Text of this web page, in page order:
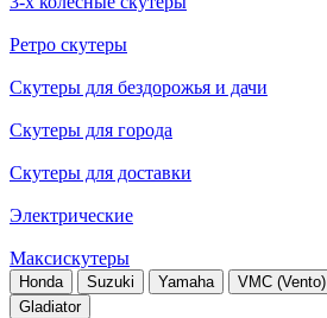
Ретро скутеры
Скутеры для бездорожья и дачи
Скутеры для города
Скутеры для доставки
Электрические
Максискутеры
Honda Suzuki Yamaha VMC (Vento)
Gladiator